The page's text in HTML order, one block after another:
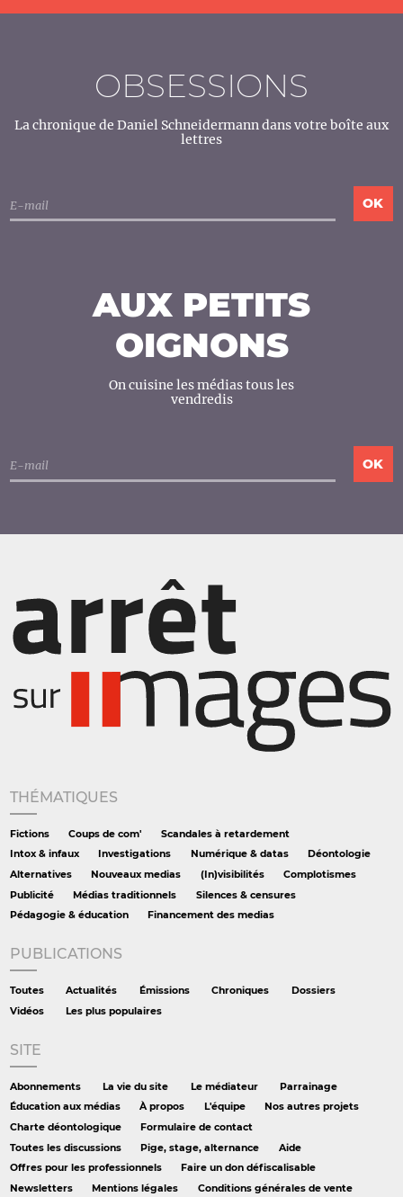
OBSESSIONS
La chronique de Daniel Schneidermann dans votre boîte aux
lettres
AUX PETITS
OIGNONS
On cuisine les médias tous les
vendredis
THÉMATIQUES
Fictions Coups de com'
Scandales à retardement
Intox & infaux
Investigations Numérique & datas
Déontologie
Alternatives
Nouveaux medias (In)visibilités
Complotismes
Publicité
Médias traditionnels
Silences & censures
Pédagogie & éducation
Financement des medias
PUBLICATIONS
Toutes Actualités Émissions Chroniques
Dossiers
Vidéos
Les plus populaires
SITE
Abonnements La vie du site Le médiateur
Parrainage
Éducation aux médias
À propos L'équipe
Nos autres projets
Charte déontologique
Formulaire de contact
Toutes les discussions
Pige, stage, alternance
Aide
Offres pour les professionnels
Faire un don défiscalisable
Newsletters
Mentions légales
Conditions générales de vente